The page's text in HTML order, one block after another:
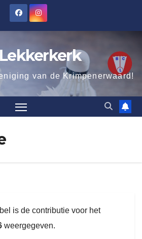
van de Krimpenerwaard!
is de contributie voor het
weergegeven.